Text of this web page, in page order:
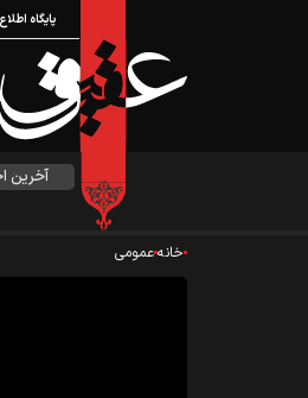
پایگاه
آخرین
خانهعمومی